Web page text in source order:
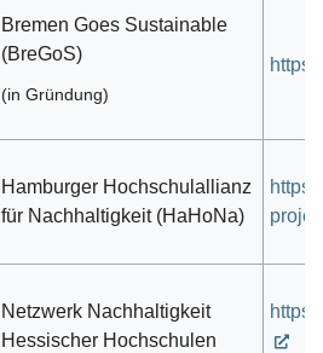
Bremen Goes Sustainable
(BreGoS)
(in Gründung)
Hamburger Hochschulallianz
für Nachhaltigkeit (HaHoNa)
Netzwerk Nachhaltigkeit
Hessischer Hochschulen